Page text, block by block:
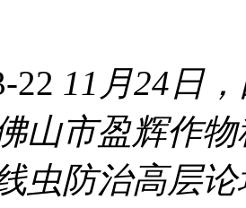
22 11月24日
山市盈辉作
虫防治高层